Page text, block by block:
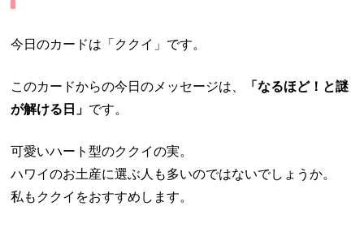
今日のカードは「ククイ」です。
このカードからの今日のメッセージは、
「なるほど！と謎
が解ける日」 です。
可愛いハート型のククイの実。
ハワイのお土産に選ぶ人も多いのではないでしょうか。
私もククイをおすすめします。